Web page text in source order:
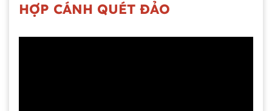
HỢP CÁNH QUÉT ĐẢO
Gia công bồn khuấy, silo chứa nguyên liệu